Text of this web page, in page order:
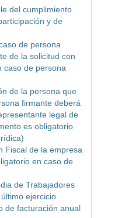
del cumplimiento
y de
de persona
de la solicitud con
caso de persona
de la persona que
firmante deberá
legal de
es obligatorio
Fiscal de la empresa
en caso de
de Trabajadores
ejercicio
de facturación anual